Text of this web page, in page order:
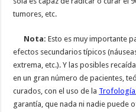
tumores, etc.
Nota:Esto es muy importante
efectos secundarios típicos
extrema, etc.). Y las posibles
en un gran número de pacientes,
curados, con el uso de la Trofología
garantía, que nada ni nadie puede